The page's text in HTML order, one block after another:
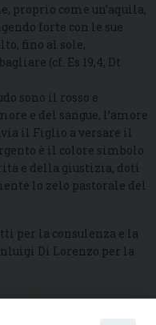
proprio come un’aquila,
forte con le sue
fino al sole,
(cf. Es 19,4; Dt
sono il rosso e
e del sangue, l’amore
il Figlio a versare il
è il colore simbolo
e della giustizia, doti
lo zelo pastorale del
per la consulenza e la
Di Lorenzo per la